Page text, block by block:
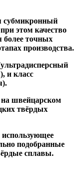
субмикронный
этом качество
более точных
производства.
и класс
на швейцарском
твёрдых
использующее
подобранные
сплавы.